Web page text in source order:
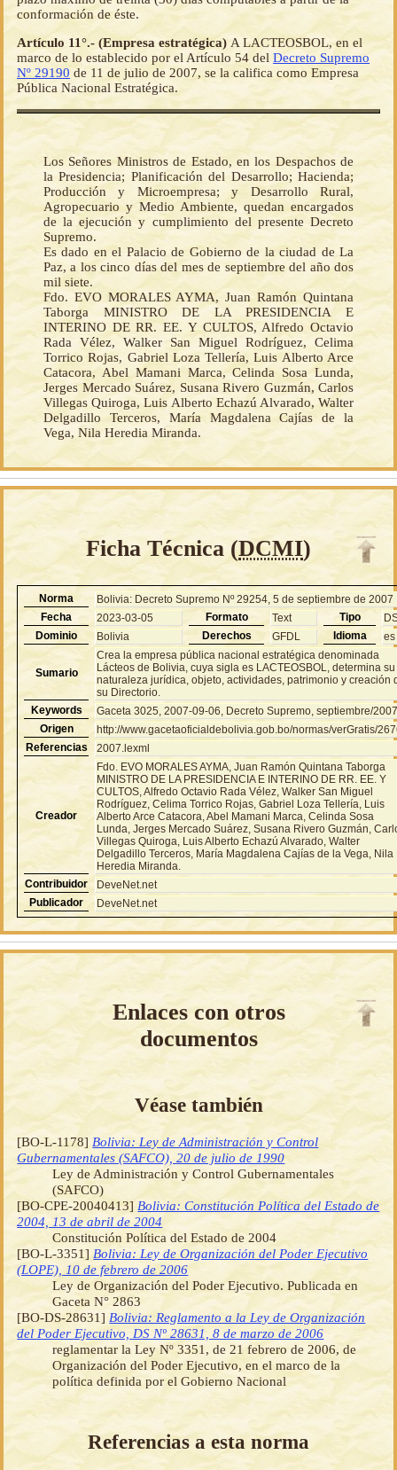
conformación de éste.
Artículo 11°.- (Empresa estratégica) A LACTEOSBOL, en el
marco de lo establecido por el Artículo 54 del Decreto Supremo
Nº 29190 de 11 de julio de 2007, se la califica como Empresa
Pública Nacional Estratégica.
Los Señores Ministros de Estado, en los Despachos de
la Presidencia; Planificación del Desarrollo; Hacienda;
Producción y Microempresa; y Desarrollo Rural,
Agropecuario y Medio Ambiente, quedan encargados
de la ejecución y cumplimiento del presente Decreto
Supremo.
Es dado en el Palacio de Gobierno de la ciudad de La
Paz, a los cinco días del mes de septiembre del año dos
mil siete.
Fdo. EVO MORALES AYMA, Juan Ramón Quintana
Taborga MINISTRO DE LA PRESIDENCIA E
INTERINO DE RR. EE. Y CULTOS, Alfredo Octavio
Rada Vélez, Walker San Miguel Rodríguez, Celima
Torrico Rojas, Gabriel Loza Tellería, Luis Alberto Arce
Catacora, Abel Mamani Marca, Celinda Sosa Lunda,
Jerges Mercado Suárez, Susana Rivero Guzmán, Carlos
Villegas Quiroga, Luis Alberto Echazú Alvarado, Walter
Delgadillo Terceros, María Magdalena Cajías de la
Vega, Nila Heredia Miranda.
Ficha Técnica (DCMI)
Norma
Bolivia: Decreto Supremo Nº 29254, 5 de septiembre de 2007
Fecha
2023-03-05 Formato Text Tipo
Dominio
Bolivia Derechos GFDL Idioma es
Sumario
Crea la empresa pública nacional estratégica denominada
Lácteos de Bolivia, cuya sigla es LACTEOSBOL, determina su
naturaleza jurídica, objeto, actividades, patrimonio y creación
su Directorio.
Keywords
Gaceta 3025, 2007-09-06, Decreto Supremo, septiembre/
Origen
http://www.gacetaoficialdebolivia.gob.bo/normas/verGratis/
Referencias
2007.lexml
Creador
Fdo. EVO MORALES AYMA, Juan Ramón Quintana Taborga
MINISTRO DE LA PRESIDENCIA E INTERINO DE RR. EE. Y
CULTOS, Alfredo Octavio Rada Vélez, Walker San Miguel
Rodríguez, Celima Torrico Rojas, Gabriel Loza Tellería, Luis
Alberto Arce Catacora, Abel Mamani Marca, Celinda Sosa
Lunda, Jerges Mercado Suárez, Susana Rivero Guzmán,
Villegas Quiroga, Luis Alberto Echazú Alvarado, Walter
Delgadillo Terceros, María Magdalena Cajías de la Vega, Nila
Heredia Miranda.
Contribuidor
DeveNet.net
Publicador
DeveNet.net
Enlaces con otros
documentos
Véase también
[BO-L-1178] Bolivia: Ley de Administración y Control
Gubernamentales (SAFCO), 20 de julio de 1990
Ley de Administración y Control Gubernamentales
(SAFCO)
[BO-CPE-20040413] Bolivia: Constitución Política del Estado de
2004, 13 de abril de 2004
Constitución Política del Estado de 2004
[BO-L-3351] Bolivia: Ley de Organización del Poder Ejecutivo
(LOPE), 10 de febrero de 2006
Ley de Organización del Poder Ejecutivo. Publicada en
Gaceta N° 2863
[BO-DS-28631] Bolivia: Reglamento a la Ley de Organización
del Poder Ejecutivo, DS Nº 28631, 8 de marzo de 2006
reglamentar la Ley Nº 3351, de 21 febrero de 2006, de
Organización del Poder Ejecutivo, en el marco de la
política definida por el Gobierno Nacional
Referencias a esta norma